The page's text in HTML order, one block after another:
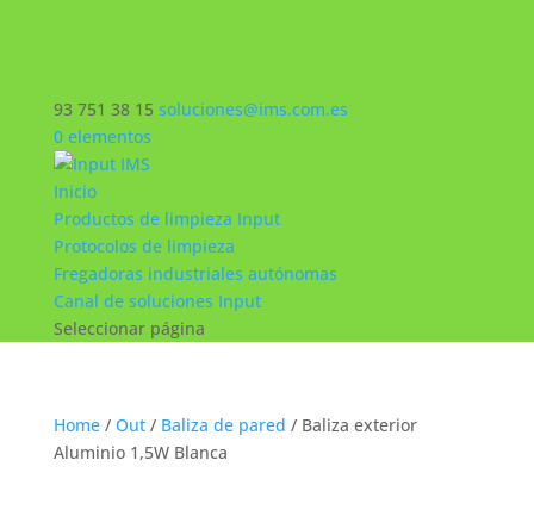
93 751 38 15 soluciones@ims.com.es
0 elementos
Inicio
Productos de limpieza Input
Protocolos de limpieza
Fregadoras industriales autónomas
Canal de soluciones Input
Seleccionar página
Home/ Out/ Baliza de pared / Baliza exterior
Aluminio 1,5W Blanca